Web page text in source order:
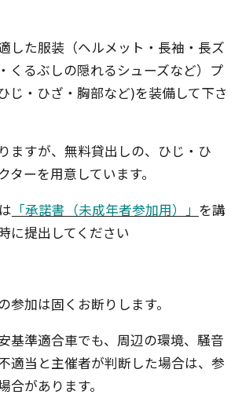
した服装（ヘルメット・長袖・長ズ
くるぶしの隠れるシューズなど）プ
じ・ひざ・胸部など)を装備して下さ
ますが、無料貸出しの、ひじ・ひ
ターを用意しています。
「承諾書（未成年者参加用）」 を講
に提出してください
参加は固くお断りします。
基準適合車でも、周辺の環境、騒音
適当と主催者が判断した場合は、参
合があります。